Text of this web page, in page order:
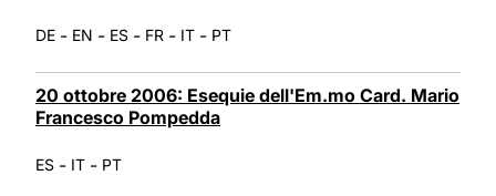
DE - EN - ES - FR - IT - PT
20 ottobre 2006: Esequie dell'Em.mo Card. Mario
Francesco Pompedda
ES - IT - PT